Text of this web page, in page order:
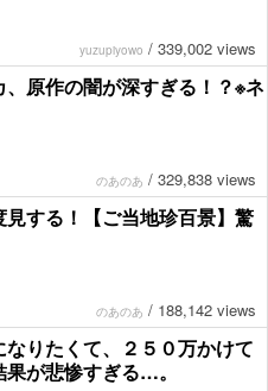
yuzupiyowo / 339,002 views
原作の闇が深すぎる！？※ネ
のあのあ / 329,838 views
する！【ご当地珍百景】驚
のあのあ / 188,142 views
りたくて、２５０万かけて
が悲惨すぎる…。